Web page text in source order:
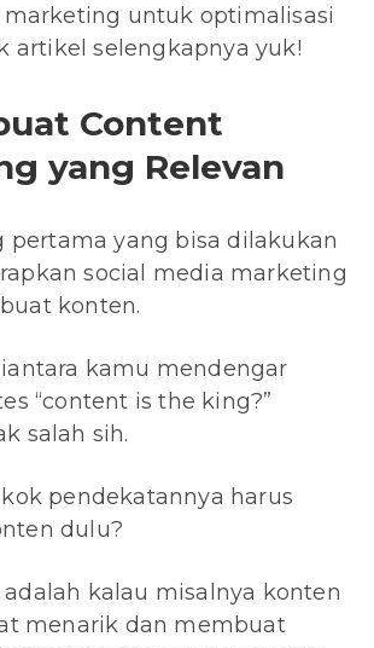
untuk optimalisasi
artikel selengkapnya yuk!
Content
yang Relevan
pertama yang bisa dilakukan
social media marketing
konten.
kamu mendengar
“content is the king?”
salah sih.
pendekatannya harus
dulu?
kalau misalnya konten
menarik dan membuat